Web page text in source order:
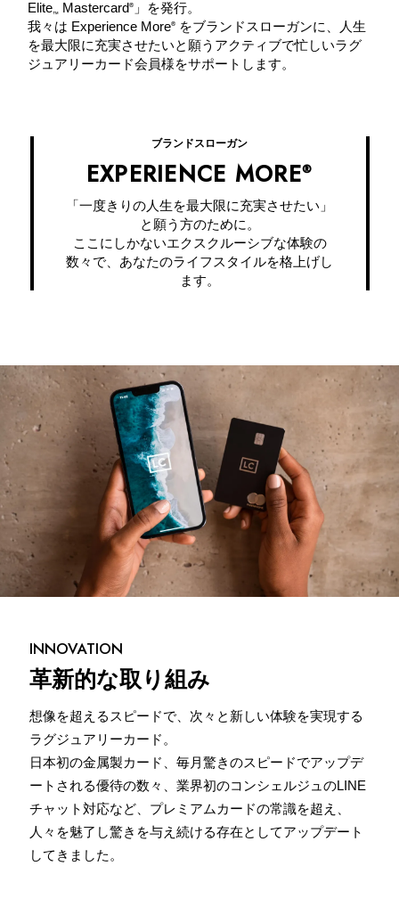
Elite™ Mastercard® 」を発行。
我々は Experience More®
をブランドスローガンに、⼈⽣
を最⼤限に充実させたいと願うアクティブで忙しいラグ
ジュアリーカード会員様をサポートします。
ブランドスローガン
EXPERIENCE MORE®
「一度きりの人生を最大限に充実させたい」
と願う方のために。
ここにしかないエクスクルーシブな体験の
数々で、あなたのライフスタイルを格上げし
ます。
INNOVATION
革新的な取り組み
想像を超えるスピードで、次々と新しい体験を実現する
ラグジュアリーカード。
日本初の金属製カード、毎月驚きのスピードでアップデ
ートされる優待の数々、業界初のコンシェルジュのLINE
チャット対応など、プレミアムカードの常識を超え、
⼈々を魅了し驚きを与え続ける存在としてアップデート
してきました。